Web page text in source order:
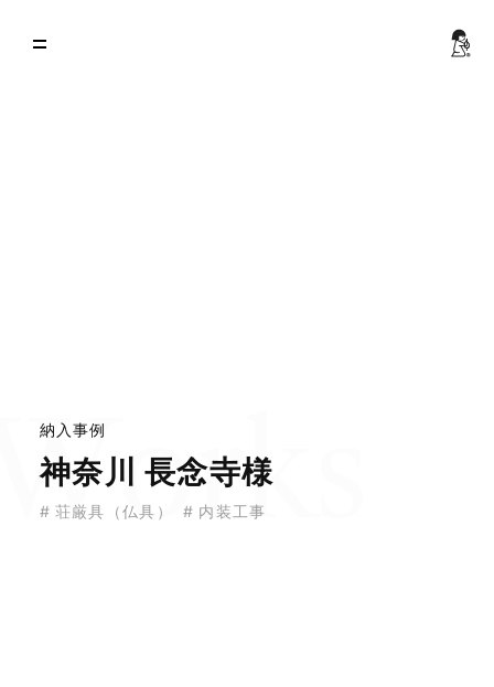
納 入 事例
神奈川 長念寺様
# 荘厳具 （仏具 ） # 内 装工事